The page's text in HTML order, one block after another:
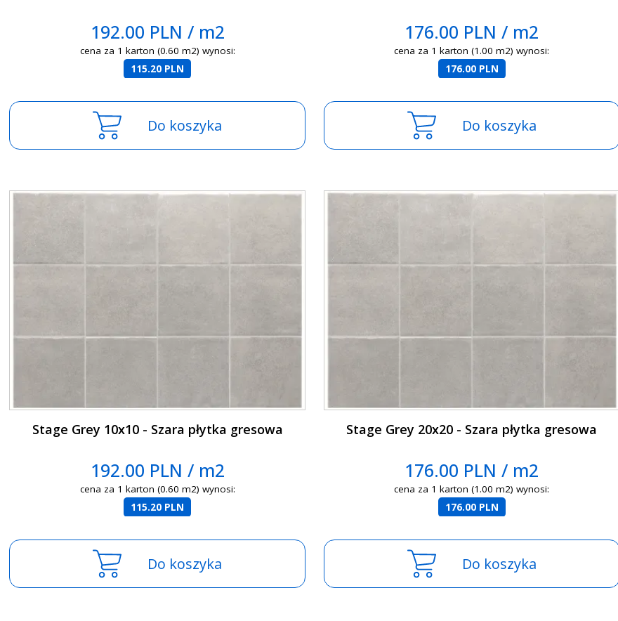
192.00 PLN / m2
cena za 1 karton (0.60 m2) wynosi:
115.20 PLN
Do koszyka
176.00 PLN / m2
cena za 1 karton (1.00 m2) wynosi:
176.00 PLN
Do koszyka
Stage Grey 10x10 - Szara płytka gresowa
192.00 PLN / m2
cena za 1 karton (0.60 m2) wynosi:
115.20 PLN
Do koszyka
Stage Grey 20x20 - Szara płytka gresowa
176.00 PLN / m2
cena za 1 karton (1.00 m2) wynosi:
176.00 PLN
Do koszyka